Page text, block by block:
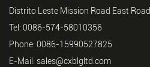
Distrito Leste Mission Road East Road
Tel: 0086-574-58010356
Phone: 0086-15990527825
E-Mail: sales@cxblgltd.com